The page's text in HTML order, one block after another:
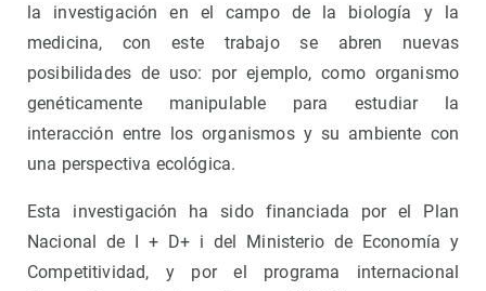
la investigación en el campo de la biología y la
medicina, con este trabajo se abren nuevas
posibilidades de uso: por ejemplo, como organismo
genéticamente manipulable para estudiar la
interacción entre los organismos y su ambiente con
una perspectiva ecológica.
Esta investigación ha sido financiada por el Plan
Nacional de I + D+ i del Ministerio de Economía y
Competitividad, y por el programa internacional